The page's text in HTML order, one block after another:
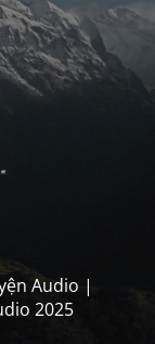
Audio |
2025